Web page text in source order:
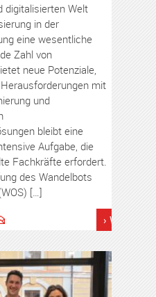
digitalisierten Welt
in der
eine wesentliche
Zahl von
neue Potenziale,
mit
und
bleibt eine
Aufgabe, die
Fachkräfte erfordert.
des Wandelbots
[…]
›